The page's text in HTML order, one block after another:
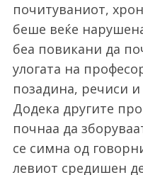
почитуваниот,
беше веќе
беа повикани да
улогата на
позадина, речиси
Додека другите
почнаа да
се симна од
левиот средишен